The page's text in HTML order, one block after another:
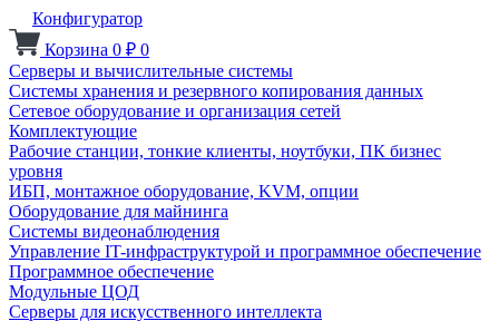
Конфигуратор
Корзина 0 ₽ 0
Серверы и вычислительные системы
Системы хранения и резервного копирования данных
Сетевое оборудование и организация сетей
Комплектующие
Рабочие станции, тонкие клиенты, ноутбуки, ПК бизнес
уровня
ИБП, монтажное оборудование, KVM, опции
Оборудование для майнинга
Системы видеонаблюдения
Управление IT-инфраструктурой и программное обеспечение
Программное обеспечение
Модульные ЦОД
Серверы для искусственного интеллекта